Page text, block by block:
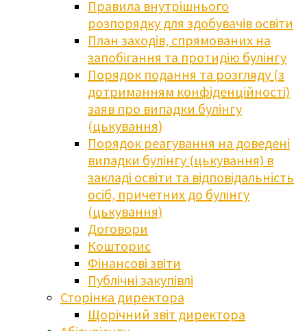
Правила внутрішнього
розпорядку для здобувачів освіти
План заходів, спрямованих на
запобігання та протидію булінгу
Порядок подання та розгляду (з
дотриманням конфіденційності)
заяв про випадки булінгу
(цькування)
Порядок реагування на доведені
випадки булінгу (цькування) в
закладі освіти та відповідальність
осіб, причетних до булінгу
(цькування)
Договори
Кошторис
Фінансові звіти
Публічні закупівлі
Сторінка директора
Щорічний звіт директора